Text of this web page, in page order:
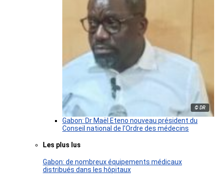
© DR
Gabon: Dr Maël Eteno nouveau président du
Conseil national de l’Ordre des médecins
Les plus lus
Gabon: de nombreux équipements médicaux
distribués dans les hôpitaux